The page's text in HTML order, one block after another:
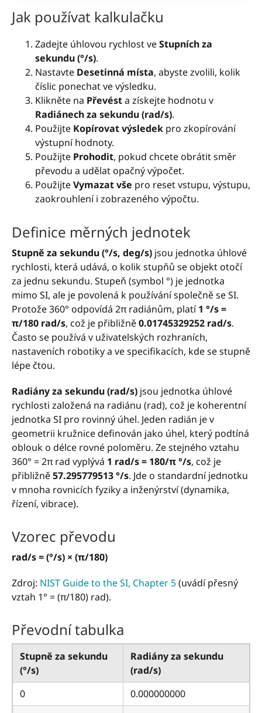
Jak používat kalkulačku
Zadejte úhlovou rychlost veStupních za
sekundu (°/s).
Nastavte Desetinná místa, abyste zvolili, kolik
číslic ponechat ve výsledku.
Klikněte na Převésta získejte hodnotu v
Radiánech za sekundu (rad/s).
Použijte Kopírovat výsledek pro zkopírování
výstupní hodnoty.
Použijte Prohodit, pokud chcete obrátit směr
převodu a udělat opačný výpočet.
PoužijteVymazat vše pro reset vstupu, výstupu,
zaokrouhlení i zobrazeného výpočtu.
Definice měrných jednotek
Stupně za sekundu (°/s, deg/s) jsou jednotka úhlové
rychlosti, která udává, o kolik stupňů se objekt otočí
za jednu sekundu. Stupeň (symbol °) je jednotka
mimo SI, ale je povolená k používání společně se SI.
Protože 360° odpovídá 2π radiánům, platí1 °/s =
π/180 rad/s, což je přibližně0.01745329252 rad/s.
Často se používá v uživatelských rozhraních,
nastaveních robotiky a ve specifikacích, kde se stupně
lépe čtou.
Radiány za sekundu (rad/s) jsou jednotka úhlové
rychlosti založená na radiánu (rad), což je koherentní
jednotka SI pro rovinný úhel. Jeden radián je v
geometrii kružnice definován jako úhel, který podtíná
oblouk o délce rovné poloměru. Ze stejného vztahu
360° = 2π rad vyplývá 1 rad/s = 180/π °/s, což je
přibližně57.295779513 °/s. Jde o standardní jednotku
v mnoha rovnicích fyziky a inženýrství (dynamika,
řízení, vibrace).
Vzorec převodu
rad/s = (°/s) × (π/180)
Zdroj: NIST Guide to the SI, Chapter 5(uvádí přesný
vztah 1° = (π/180) rad).
Převodní tabulka
Stupně za sekundu
(°/s)
Radiány za sekundu
(rad/s)
0
0.000000000